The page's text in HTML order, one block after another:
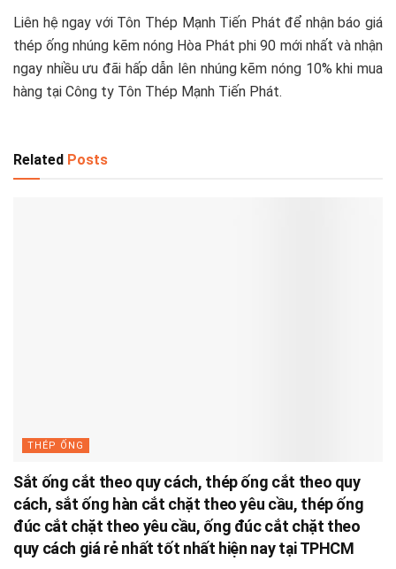
Liên hệ ngay với Tôn Thép Mạnh Tiến Phát để nhận báo giá
thép ống nhúng kẽm nóng Hòa Phát phi 90 mới nhất và nhận
ngay nhiều ưu đãi hấp dẫn lên nhúng kẽm nóng 10% khi mua
hàng tại Công ty Tôn Thép Mạnh Tiến Phát.
Related Posts
THÉP ỐNG
Sắt ống cắt theo quy cách, thép ống cắt theo quy
cách, sắt ống hàn cắt chặt theo yêu cầu, thép ống
đúc cắt chặt theo yêu cầu, ống đúc cắt chặt theo
quy cách giá rẻ nhất tốt nhất hiện nay tại TPHCM